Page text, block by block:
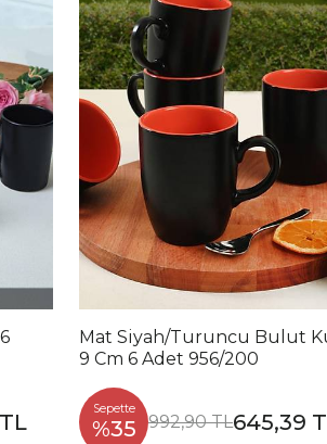
Mat Siyah/Turuncu Bulut
9 Cm 6 Adet 956/200
Sepette
%35 992,90 TL645,39